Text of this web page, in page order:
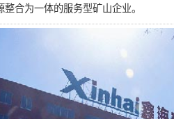
整合为一体的服务型矿山企业。